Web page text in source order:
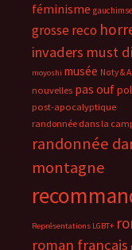
féminisme gauchimse
grosse reco
invaders must
moyoshi musée Noty &
nouvelles pas ouf
post-apocalyptique
randonnée dans la
randonnée
montagne
Représentations LGBT+
roman français